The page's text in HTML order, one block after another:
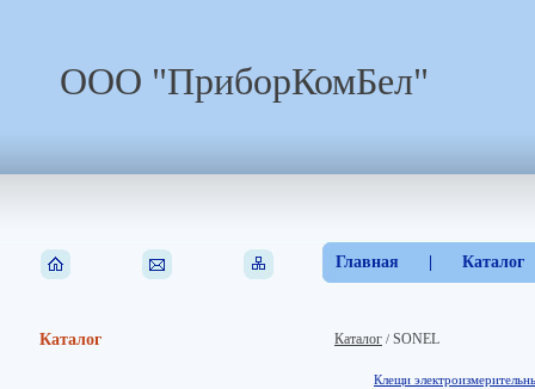
ООО "ПриборКомБел"
Главная Каталог
Каталог Каталог / SONEL
Клещи